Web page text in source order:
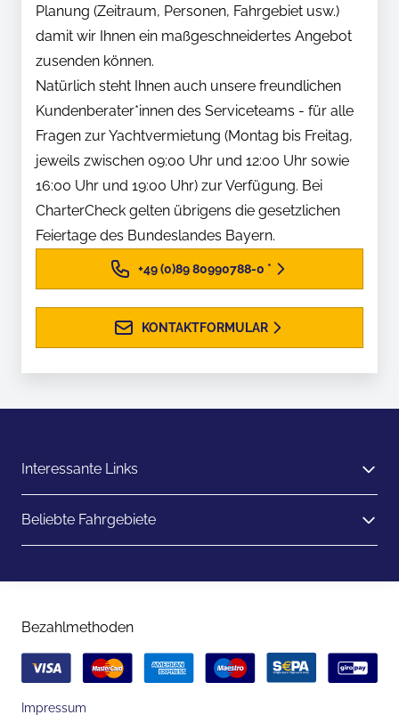
Planung (Zeitraum, Personen, Fahrgebiet usw.)
damit wir Ihnen ein maßgeschneidertes Angebot
zusenden können.
Natürlich steht Ihnen auch unsere freundlichen
Kundenberater*innen des Serviceteams - für alle
Fragen zur Yachtvermietung (Montag bis Freitag,
jeweils zwischen 09:00 Uhr und 12:00 Uhr sowie
16:00 Uhr und 19:00 Uhr) zur Verfügung. Bei
CharterCheck gelten übrigens die gesetzlichen
Feiertage des Bundeslandes Bayern.
+49 (0)89 80990788-0 *
KONTAKTFORMULAR
Interessante Links
Beliebte Fahrgebiete
Bezahlmethoden
Impressum